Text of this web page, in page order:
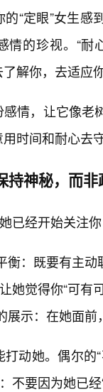
“定眼”女生
情的珍视。“
解你，去适应
情，让它像老
时间和耐心去
持神秘，而非
已经开始关注
衡：既要有主
她觉得你“可
展示：在她面
动她。偶尔的
不要因为她已